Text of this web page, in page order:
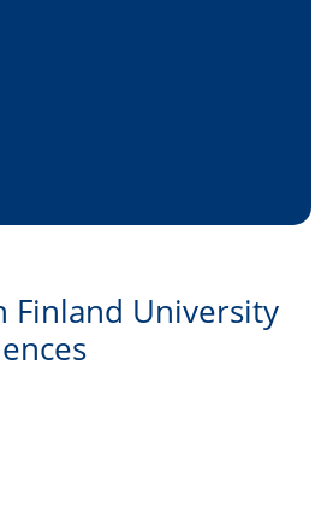
Finland University